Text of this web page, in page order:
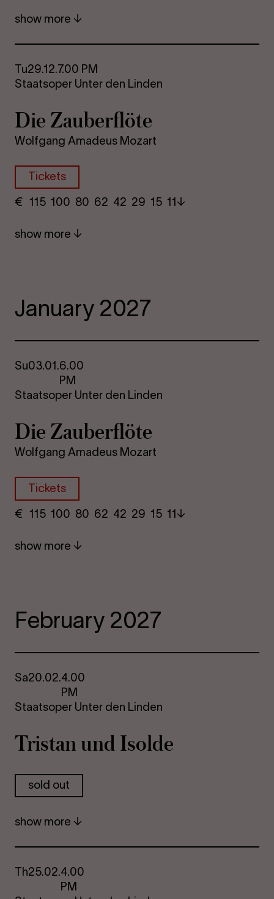
show more
Tu29.12.7.00 PM
Staatsoper Unter den Linden
Die Za­uber­flöte
Wolfgang Amadeus Mozart
Tickets
€ ​ 115 100 80​ 62 42 29​ 15 11
show more
January 2027
Su03.01.6.00
PM
Staatsoper Unter den Linden
Die Za­uber­flöte
Wolfgang Amadeus Mozart
Tickets
€ ​ 115 100 80​ 62 42 29​ 15 11
show more
February 2027
Sa20.02.4.00
PM
Staatsoper Unter den Linden
Tristan und Isolde
sold out
show more
Th25.02.4.00
PM